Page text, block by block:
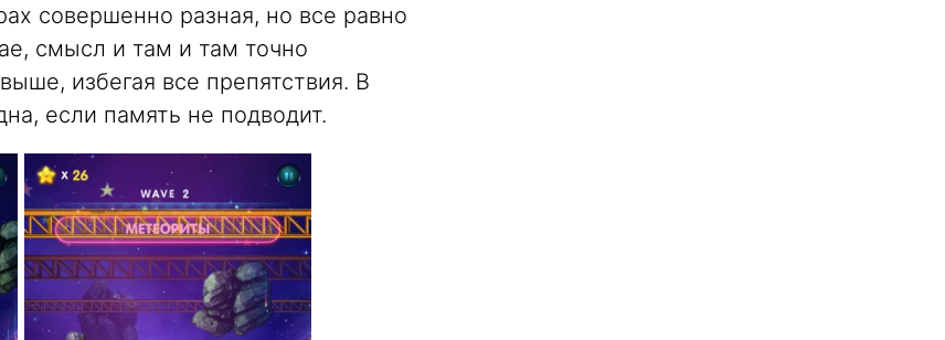
совершенно разная, но все равно
смысл и там и там точно
избегая все препятствия. В
если память не подводит.